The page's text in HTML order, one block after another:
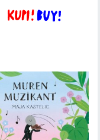
Dodaj v košarico